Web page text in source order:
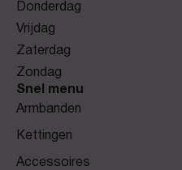
Donderdag
Vrijdag
Zaterdag
Zondag
Snel menu
Armbanden
Kettingen
Accessoires